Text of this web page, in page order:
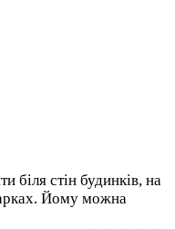
біля стін будинків, на
Йому можна